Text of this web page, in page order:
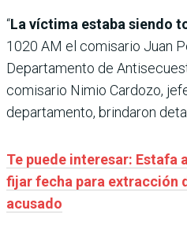
“La víctima estaba siendo
1020 AM el comisario Juan
Departamento de
comisario Nimio Cardozo,
departamento, brindaron
Te puede interesar: Estafa
fijar fecha para extracción
acusado